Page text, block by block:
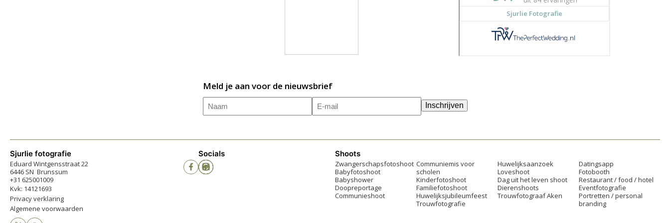
Meld je aan voor de nieuwsbrief
Naam
E-
mailadres(Vereist)
Inschrijven
Sjurlie fotografie
Eduard Wintgensstraat 22
6446 SN Brunssum
+31 625001009
Kvk: 14121693
Privacy verklaring
Algemene voorwaarden
Socials Shoots
Zwangerschapsfotoshoot
Babyfotoshoot
Babyshower
Doopreportage
Communieshoot
Communiemis voor
scholen
Kinderfotoshoot
Familiefotoshoot
Huwelijksjubileumfeest
Trouwfotografie
Huwelijksaanzoek
Loveshoot
Dag uit het leven shoot
Dierenshoots
Trouwfotograaf Aken
Datingsapp
Fotobooth
Restaurant / food / hotel
Eventfotografie
Portretten / personal
branding